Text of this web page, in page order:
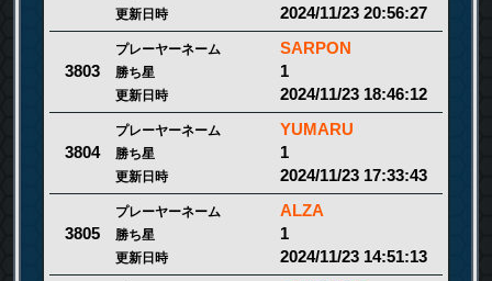
更新日時 2024/11/23 20:56:27
3803
プレーヤーネーム SARPON
勝ち星 1
更新日時 2024/11/23 18:46:12
3804
プレーヤーネーム YUMARU
勝ち星 1
更新日時 2024/11/23 17:33:43
3805
プレーヤーネーム ALZA
勝ち星 1
更新日時 2024/11/23 14:51:13